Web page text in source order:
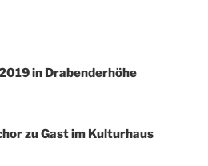
in Drabenderhöhe
zu Gast im Kulturhaus